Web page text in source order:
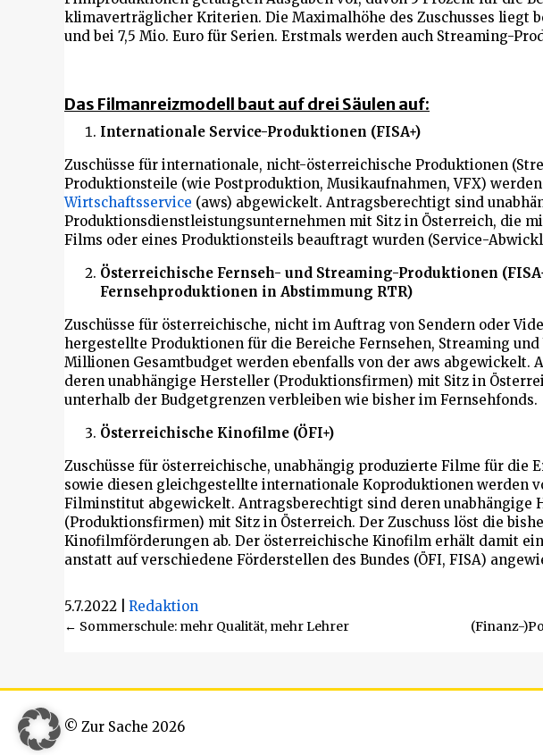
klimaverträglicher Kriterien. Die Maximalhöhe des Zuschusses liegt
und bei 7,5 Mio. Euro für Serien. Erstmals werden auch Streaming-
Das Filmanreizmodell baut auf drei Säulen auf:
Internationale Service-Produktionen (FISA+)
Zuschüsse für internationale, nicht-österreichische Produktionen
Produktionsteile (wie Postproduktion, Musikaufnahmen, VFX)
Wirtschaftsservice (aws) abgewickelt. Antragsberechtigt sind
Produktionsdienstleistungsunternehmen mit Sitz in Österreich, die
Films oder eines Produktionsteils beauftragt wurden (Service-
Österreichische Fernseh- und Streaming-Produktionen
Fernsehproduktionen in Abstimmung RTR)
Zuschüsse für österreichische, nicht im Auftrag von Sendern oder
hergestellte Produktionen für die Bereiche Fernsehen, Streaming und
Millionen Gesamtbudget werden ebenfalls von der aws abgewickelt.
deren unabhängige Hersteller (Produktionsfirmen) mit Sitz in
unterhalb der Budgetgrenzen verbleiben wie bisher im Fernsehfonds.
Österreichische Kinofilme (ÖFI+)
Zuschüsse für österreichische, unabhängig produzierte Filme für die
sowie diesen gleichgestellte internationale Koproduktionen werden
Filminstitut abgewickelt. Antragsberechtigt sind deren unabhängige
(Produktionsfirmen) mit Sitz in Österreich. Der Zuschuss löst die
Kinofilmförderungen ab. Der österreichische Kinofilm erhält damit
anstatt auf verschiedene Förderstellen des Bundes (ÖFI, FISA)
5.7.2022 Redaktion
Beitragsnavigation
← Sommerschule: mehr Qualität, mehr Lehrer
(Finanz-
© Zur Sache 2026